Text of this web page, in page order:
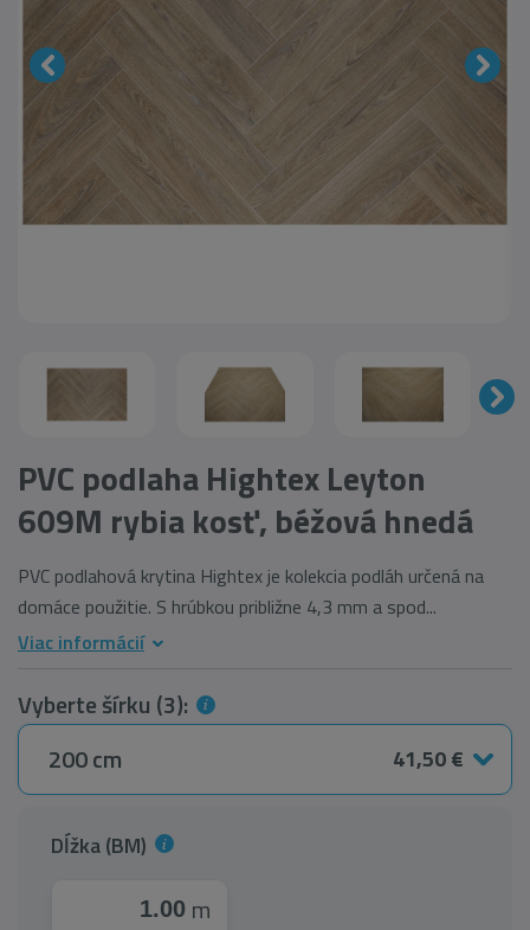
PVC podlaha Hightex Leyton
609M rybia kosť, béžová hnedá
PVC podlahová krytina Hightex je kolekcia podláh určená na
domáce použitie. S hrúbkou približne 4,3 mm a spod...
Viac informácií
Vyberte šírku (3):
200 cm
41,50 €
Dĺžka (BM)
m